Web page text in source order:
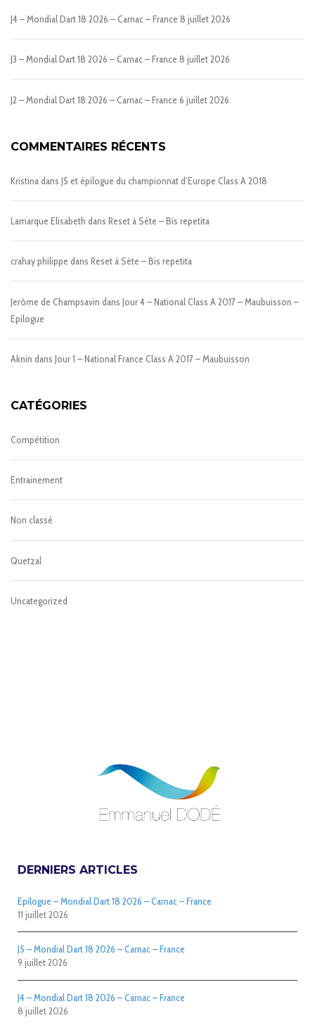
J4 – Mondial Dart 18 2026 – Carnac – France 8 juillet 2026
J3 – Mondial Dart 18 2026 – Carnac – France 8 juillet 2026
J2 – Mondial Dart 18 2026 – Carnac – France 6 juillet 2026
COMMENTAIRES RÉCENTS
Kristinadans J5 et épilogue du championnat d’Europe Class A 2018
Lamarque Elisabeth dans Reset à Sète – Bis repetita
crahay philippe dans Reset à Sète – Bis repetita
Jerôme de Champsavin dans Jour 4 – National Class A 2017 – Maubuisson –
Epilogue
Aknin dans Jour 1 – National France Class A 2017 – Maubuisson
CATÉGORIES
Compétition
Entrainement
Non classé
Quetzal
Uncategorized
DERNIERS ARTICLES
Epilogue – Mondial Dart 18 2026 – Carnac – France
11 juillet 2026
J5 – Mondial Dart 18 2026 – Carnac – France
9 juillet 2026
J4 – Mondial Dart 18 2026 – Carnac – France
8 juillet 2026